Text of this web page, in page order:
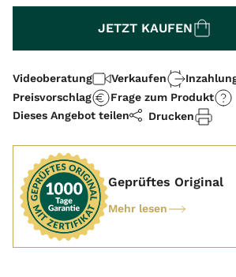
JETZT KAUFEN
Videoberatung Verkaufen
Preisvorschlag
Frage zum Produkt
Dieses Angebot teilen
Drucken
Geprüftes Original
Mehr lesen